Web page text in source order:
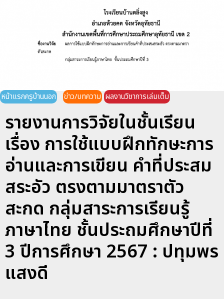
หน้าแรกครูบ้านนอก ข่าว/บทความ ผลงานวิชาการเล่มเต็ม
รายงานการวิจัยในชั้นเรียน
เรื่อง การใช้แบบฝึกทักษะการ
อ่านและการเขียน คำที่ประสม
สระอัว ตรงตามมาตราตัว
สะกด กลุ่มสาระการเรียนรู้
ภาษาไทย ชั้นประถมศึกษาปีที่
3 ปีการศึกษา 2567 : ปทุมพร
แสงดี